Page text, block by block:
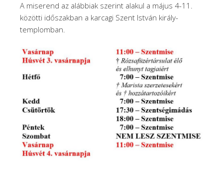
A miserend az alábbiak szerint alakul a május 4-11.
közötti időszakban a karcagi Szent István király-
templomban.